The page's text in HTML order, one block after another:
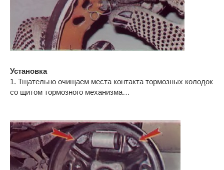
Установка
1. Тщательно очищаем места контакта тормозных колодок
со щитом тормозного механизма…